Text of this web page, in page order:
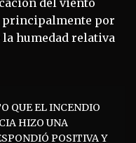
principalmente por
la humedad relativa
QUE EL INCENDIO
HIZO UNA
POSITIVA Y